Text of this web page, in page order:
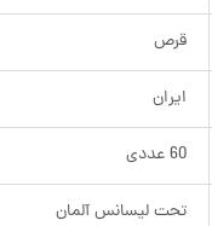
قرص
ایران
60 عددی
تحت لیسانس آلمان